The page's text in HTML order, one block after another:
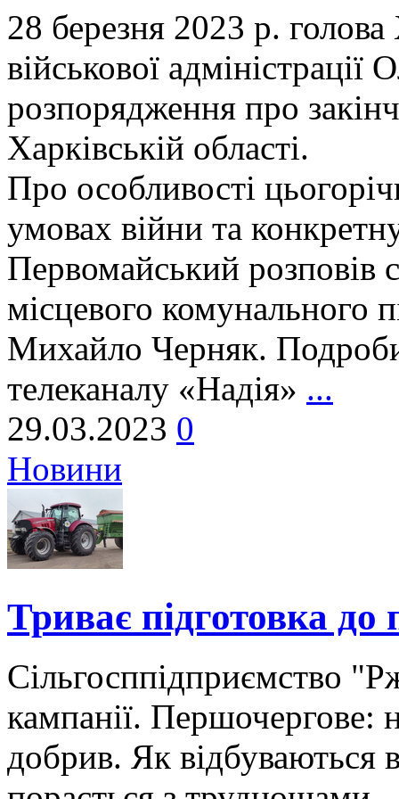
28 березня 2023 р. голова
військової
розпорядження про
Харківській області.
Про особливості
умовах війни та
Первомайський розповів
місцевого комунального
Михайло Черняк.
телеканалу «Надія» ...
29.03.2023 0
Новини
Триває підготовка до
Сільгосппідприємство
кампанії. Першочергове:
добрив. Як відбуваються